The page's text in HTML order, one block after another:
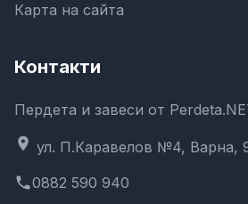
Карта на сайта
Контакти
Пердета и завеси от
location_on ул. П.Каравелов №4, Варна,
phone0882 590 940